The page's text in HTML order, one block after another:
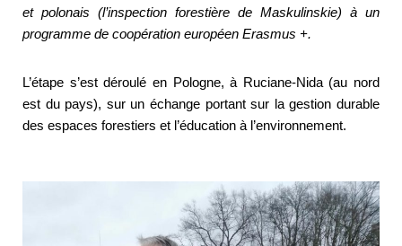
et polonais (l’inspection forestière de Maskulinskie) à un
programme de coopération européen Erasmus +.
L’étape s’est déroulé en Pologne, à Ruciane-Nida (au nord
est du pays), sur un échange portant sur la gestion durable
des espaces forestiers et l’éducation à l’environnement.